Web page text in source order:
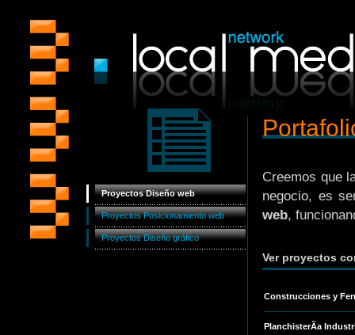
Proyectos Diseño web
Proyectos Posicionamiento web
Proyectos Diseño gráfico
Creemos que
negocio, es
web,
Ver proyectos
Construcciones y
PlanchisterÃ­a